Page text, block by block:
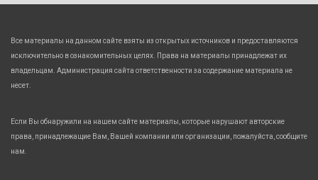
Все материалы на данном сайте взяты из открытых источников и предоставляются
исключительно в ознакомительных целях. Права на материалы принадлежат их
владельцам. Администрация сайта ответственности за содержание материала не
несет.
Если Вы обнаружили на нашем сайте материалы, которые нарушают авторские
права, принадлежащие Вам, Вашей компании или организации, пожалуйста, сообщите
нам.